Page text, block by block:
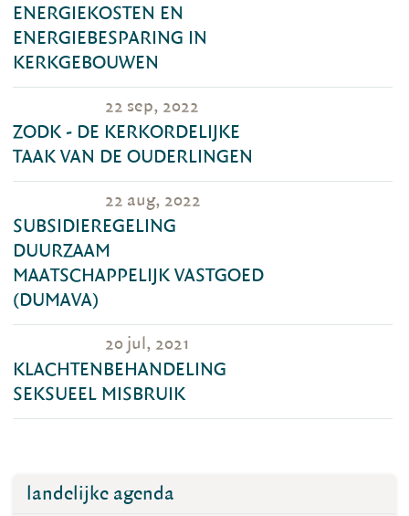
ENERGIEKOSTEN EN
ENERGIEBESPARING IN
KERKGEBOUWEN
22 sep, 2022
ZODK - DE KERKORDELIJKE
TAAK VAN DE OUDERLINGEN
22 aug, 2022
SUBSIDIEREGELING
DUURZAAM
MAATSCHAPPELIJK VASTGOED
(DUMAVA)
20 jul, 2021
KLACHTENBEHANDELING
SEKSUEEL MISBRUIK
landelijke agenda